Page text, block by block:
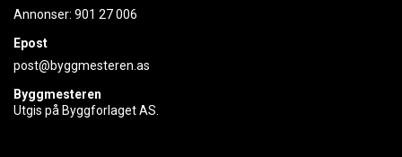
Annonser: 901 27 006
Epost
post@byggmesteren.as
Byggmesteren
Utgis på Byggforlaget AS.